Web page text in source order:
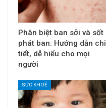
Phân biệt ban sởi và sốt
phát ban: Hướng dẫn chi
tiết, dễ hiểu cho mọi
người
SỨC KHOẺ